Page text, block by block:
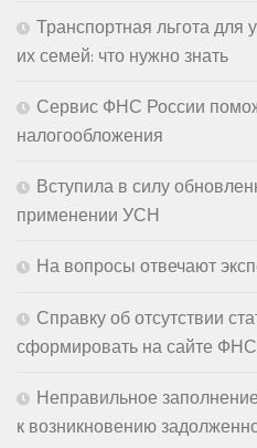
Транспортная льгота для
их семей: что нужно знать
Сервис ФНС России
налогообложения
Вступила в силу
применении УСН
На вопросы отвечают
Справку об отсутствии
сформировать на сайте
Неправильное
к возникновению